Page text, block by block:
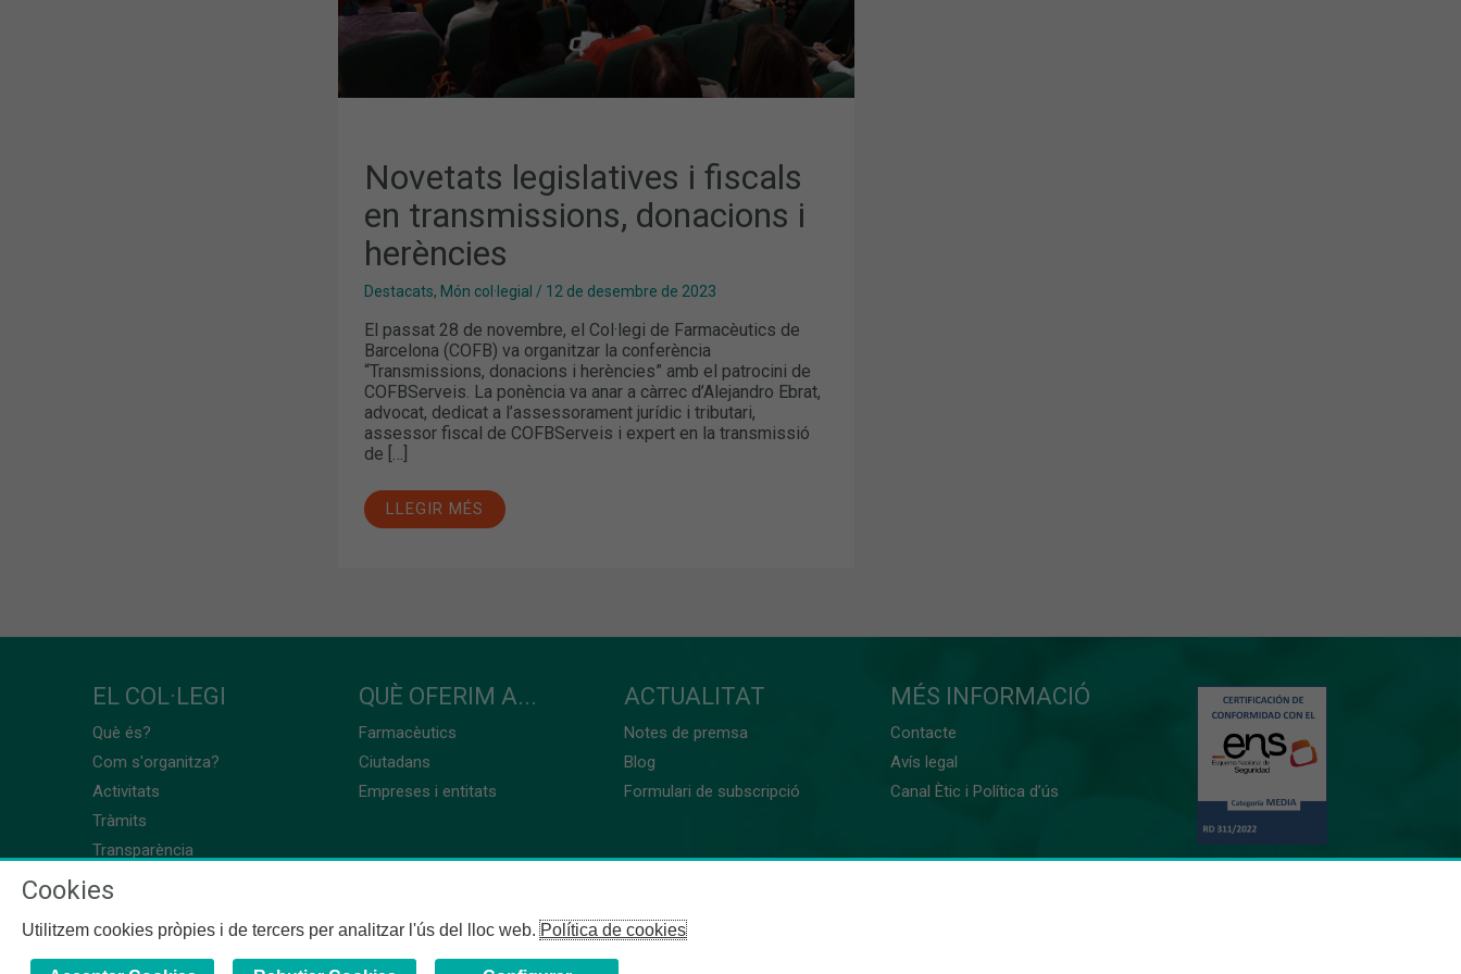
Novetats legislatives i fiscals
en transmissions, donacions i
herències
Destacats, Món col·legial / 12 de desembre de 2023
El passat 28 de novembre, el Col·legi de Farmacèutics de
Barcelona (COFB) va organitzar la conferència
“Transmissions, donacions i herències” amb el patrocini de
COFBServeis. La ponència va anar a càrrec d’Alejandro Ebrat,
advocat, dedicat a l’assessorament jurídic i tributari,
assessor fiscal de COFBServeis i expert en la transmissió
de […]
LLEGIR MÉS
EL COL·LEGI
Què és?
Com s'organitza?
Activitats
Tràmits
Transparència
QUÈ OFERIM A...
Farmacèutics
Ciutadans
Empreses i entitats
ACTUALITAT
Notes de premsa
Blog
Formulari de subscripció
MÉS INFORMACIÓ
Contacte
Avís legal
Canal Ètic i Política d’ús
Cookies
Utilitzem cookies pròpies i de tercers per analitzar l'ús del lloc web.Política de cookies